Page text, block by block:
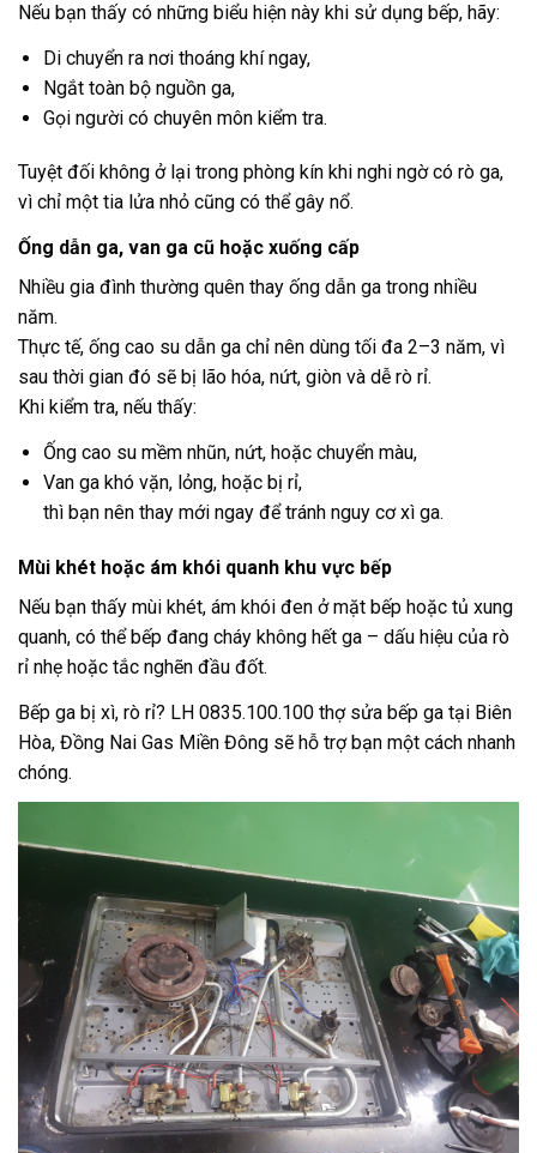
Nếu bạn thấy có những biểu hiện này khi sử dụng bếp, hãy:
Di chuyển ra nơi thoáng khí ngay,
Ngắt toàn bộ nguồn ga,
Gọi người có chuyên môn kiểm tra.
Tuyệt đối không ở lại trong phòng kín khi nghi ngờ có rò ga,
vì chỉ một tia lửa nhỏ cũng có thể gây nổ.
Ống dẫn ga, van ga cũ hoặc xuống cấp
Nhiều gia đình thường quên thay ống dẫn ga trong nhiều
năm.
Thực tế, ống cao su dẫn ga chỉ nên dùng tối đa 2–3 năm, vì
sau thời gian đó sẽ bị lão hóa, nứt, giòn và dễ rò rỉ.
Khi kiểm tra, nếu thấy:
Ống cao su mềm nhũn, nứt, hoặc chuyển màu,
Van ga khó vặn, lỏng, hoặc bị rỉ,
thì bạn nên thay mới ngay để tránh nguy cơ xì ga.
Mùi khét hoặc ám khói quanh khu vực bếp
Nếu bạn thấy mùi khét, ám khói đen ở mặt bếp hoặc tủ xung
quanh, có thể bếp đang cháy không hết ga – dấu hiệu của rò
rỉ nhẹ hoặc tắc nghẽn đầu đốt.
Bếp ga bị xì, rò rỉ? LH 0835.100.100 thợ sửa bếp ga tại Biên
Hòa, Đồng Nai Gas Miền Đông sẽ hỗ trợ bạn một cách nhanh
chóng.